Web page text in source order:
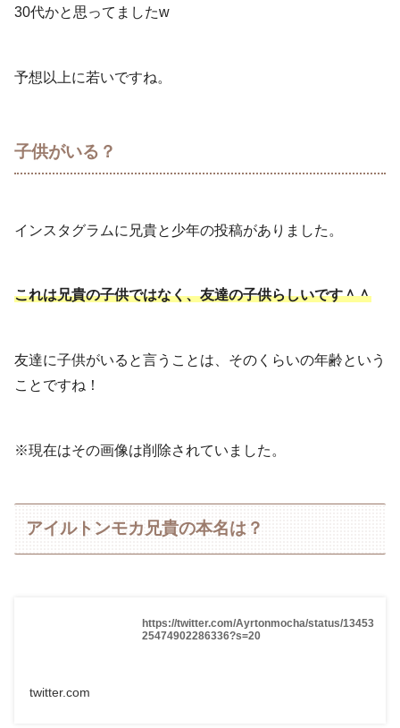
30代かと思ってましたw
予想以上に若いですね。
子供がいる？
インスタグラムに兄貴と少年の投稿がありました。
これは兄貴の子供ではなく、友達の子供らしいです＾＾
友達に子供がいると言うことは、そのくらいの年齢という
ことですね！
※現在はその画像は削除されていました。
アイルトンモカ兄貴の本名は？
https://twitter.com/Ayrtonmocha/status/13453
25474902286336?s=20
twitter.com